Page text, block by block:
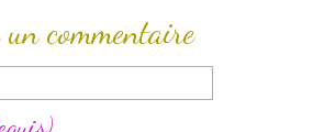
commentaire